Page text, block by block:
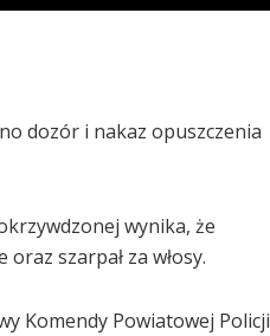
dozór i nakaz opuszczenia
wynika, że
szarpał za włosy.
Komendy Powiatowej Policji